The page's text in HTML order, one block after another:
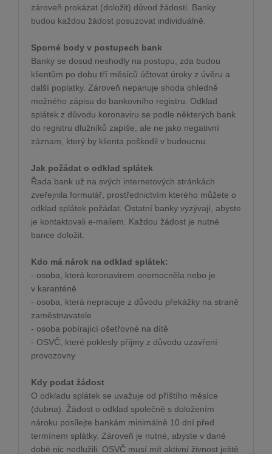
zároveň prokázat (doložit) důvod žádosti. Banky
budou každou žádost posuzovat individuálně.
Sporné body v postupech bank
Banky se dosud neshodly na postupu, zda budou
klientům po dobu tří měsíců účtovat úroky z úvěru a
další poplatky. Zároveň nepanuje shoda ohledně
možného zápisu do bankovního registru. Odklad
splátek z důvodu koronaviru se podle některých bank
do registru dlužníků zapíše, ale ne jako negativní
záznam, který by klienta poškodil v budoucnu.
Jak požádat o odklad splátek
Řada bank už na svých internetových stránkách
zveřejnila formulář, prostřednictvím kterého můžete o
odklad splátek požádat. Ostatní banky vyzývají, abyste
je kontaktovali e-mailem. Každou žádost je nutné
bance doložit.
Kdo má nárok na odklad splátek:
- osoba, která koronavirem onemocněla nebo je
v karanténě
- osoba, která nepracuje z důvodu překážky na straně
zaměstnavatele
- osoba pobírající ošetřovné na dítě
- OSVČ, které poklesly příjmy z důvodu uzavření
provozovny
Kdy podat žádost
O odkladu splátek se uvažuje od příštího měsíce
(dubna). Žádost o odklad společně s doložením
nároku posílejte bankám minimálně 10 dní před
termínem splátky. Zároveň je nutné, abyste v dané
době nic nedlužili. OSVČ musí mít aktivní živnost ještě